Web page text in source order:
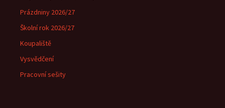
Prázdniny 2026/27
Školní rok 2026/27
Koupaliště
Vysvědčení
Pracovní sešity